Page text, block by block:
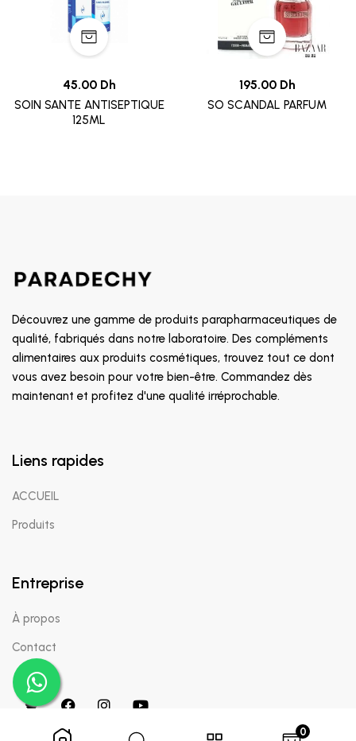
0
45.00 Dh
SOIN SANTE ANTISEPTIQUE
125ML
195.00 Dh
SO SCANDAL PARFUM
Découvrez une gamme de produits parapharmaceutiques de
qualité, fabriqués dans notre laboratoire. Des compléments
alimentaires aux produits cosmétiques, trouvez tout ce dont
vous avez besoin pour votre bien-être. Commandez dès
maintenant et profitez d'une qualité irréprochable.
Liens rapides
ACCUEIL
Produits
Entreprise
À propos
Contact